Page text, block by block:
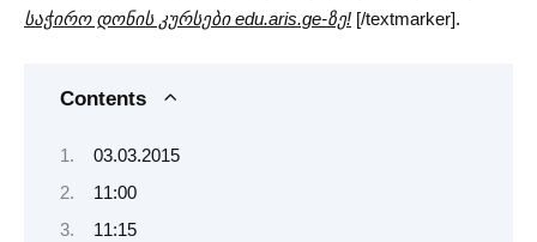
საჭირო დონის კურსები edu.aris.ge-ზე! [/textmarker].
Contents
03.03.2015
11:00
11:15